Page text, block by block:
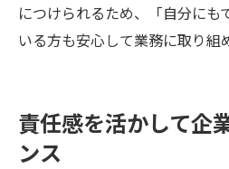
につけられるため、「自分にも
いる方も安心して業務に取り組
責任感を活かして企
ンス